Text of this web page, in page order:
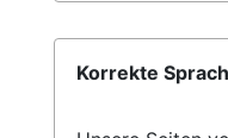
Korrekte